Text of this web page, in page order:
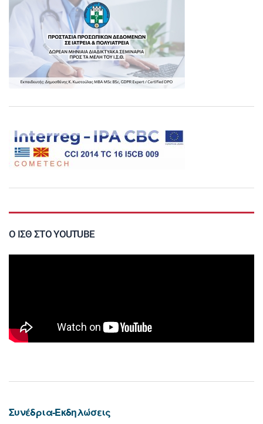
Ο ΙΣΘ ΣΤΟ YOUTUBE
Συνέδρια-Εκδηλώσεις